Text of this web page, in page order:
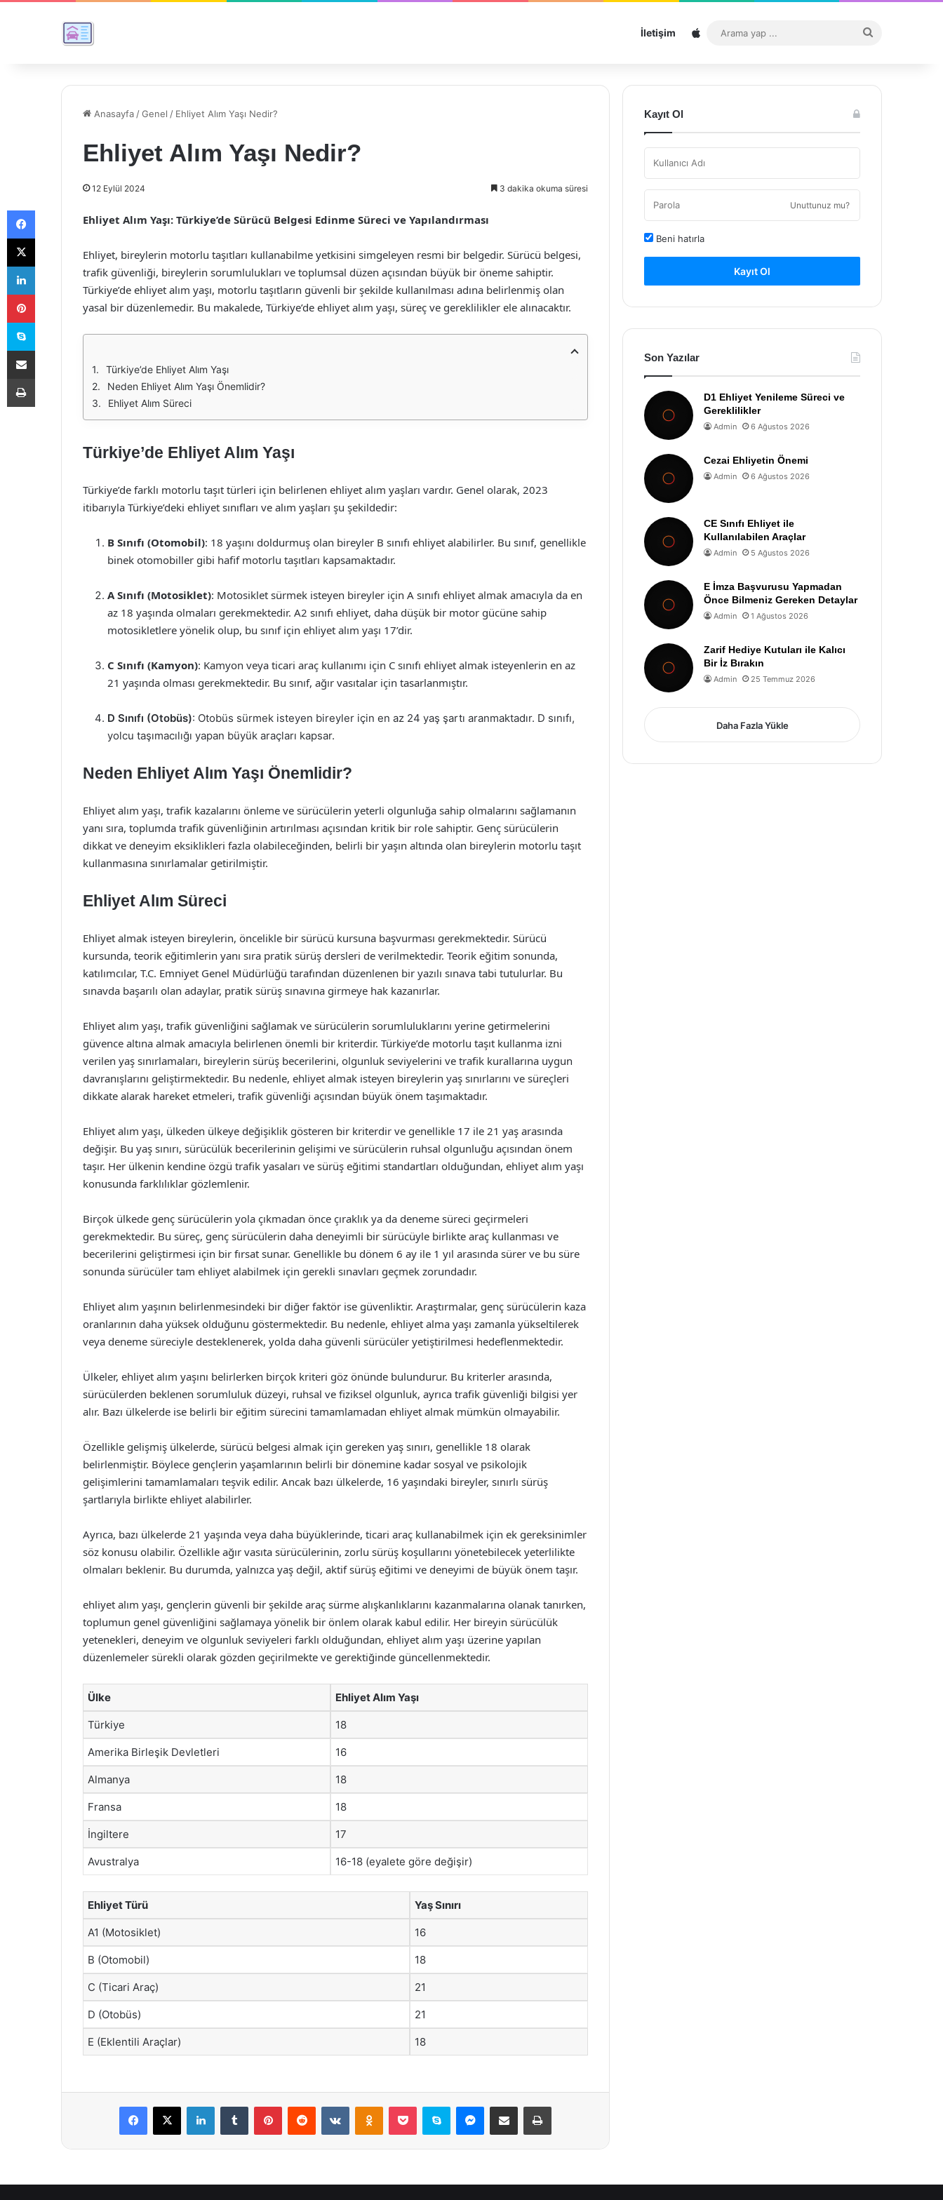
İletişim Sitemap
...
Anasayfa /Genel / Ehliyet Alım Yaşı Nedir?
Ehliyet Alım Yaşı Nedir?
12 Eylül 2024 3 dakika okuma süresi
Ehliyet Alım Yaşı: Türkiye’de Sürücü Belgesi Edinme Süreci ve Yapılandırması
Ehliyet, bireylerin motorlu taşıtları kullanabilme yetkisini simgeleyen resmi bir belgedir. Sürücü belgesi,
trafik güvenliği, bireylerin sorumlulukları ve toplumsal düzen açısından büyük bir öneme sahiptir.
Türkiye’de ehliyet alım yaşı, motorlu taşıtların güvenli bir şekilde kullanılması adına belirlenmiş olan
yasal bir düzenlemedir. Bu makalede, Türkiye’de ehliyet alım yaşı, süreç ve gereklilikler ele alınacaktır.
Türkiye’de Ehliyet Alım Yaşı
Neden Ehliyet Alım Yaşı Önemlidir?
Ehliyet Alım Süreci
Türkiye’de Ehliyet Alım Yaşı
Türkiye’de farklı motorlu taşıt türleri için belirlenen ehliyet alım yaşları vardır. Genel olarak, 2023
itibarıyla Türkiye’deki ehliyet sınıfları ve alım yaşları şu şekildedir:
B Sınıfı (Otomobil): 18 yaşını doldurmuş olan bireyler B sınıfı ehliyet alabilirler. Bu sınıf, genellikle
binek otomobiller gibi hafif motorlu taşıtları kapsamaktadır.
A Sınıfı (Motosiklet): Motosiklet sürmek isteyen bireyler için A sınıfı ehliyet almak amacıyla da en
az 18 yaşında olmaları gerekmektedir. A2 sınıfı ehliyet, daha düşük bir motor gücüne sahip
motosikletlere yönelik olup, bu sınıf için ehliyet alım yaşı 17’dir.
C Sınıfı (Kamyon): Kamyon veya ticari araç kullanımı için C sınıfı ehliyet almak isteyenlerin en az
21 yaşında olması gerekmektedir. Bu sınıf, ağır vasıtalar için tasarlanmıştır.
D Sınıfı (Otobüs): Otobüs sürmek isteyen bireyler için en az 24 yaş şartı aranmaktadır. D sınıfı,
yolcu taşımacılığı yapan büyük araçları kapsar.
Neden Ehliyet Alım Yaşı Önemlidir?
Ehliyet alım yaşı, trafik kazalarını önleme ve sürücülerin yeterli olgunluğa sahip olmalarını sağlamanın
yanı sıra, toplumda trafik güvenliğinin artırılması açısından kritik bir role sahiptir. Genç sürücülerin
dikkat ve deneyim eksiklikleri fazla olabileceğinden, belirli bir yaşın altında olan bireylerin motorlu taşıt
kullanmasına sınırlamalar getirilmiştir.
Ehliyet Alım Süreci
Ehliyet almak isteyen bireylerin, öncelikle bir sürücü kursuna başvurması gerekmektedir. Sürücü
kursunda, teorik eğitimlerin yanı sıra pratik sürüş dersleri de verilmektedir. Teorik eğitim sonunda,
katılımcılar, T.C. Emniyet Genel Müdürlüğü tarafından düzenlenen bir yazılı sınava tabi tutulurlar. Bu
sınavda başarılı olan adaylar, pratik sürüş sınavına girmeye hak kazanırlar.
Ehliyet alım yaşı, trafik güvenliğini sağlamak ve sürücülerin sorumluluklarını yerine getirmelerini
güvence altına almak amacıyla belirlenen önemli bir kriterdir. Türkiye’de motorlu taşıt kullanma izni
verilen yaş sınırlamaları, bireylerin sürüş becerilerini, olgunluk seviyelerini ve trafik kurallarına uygun
davranışlarını geliştirmektedir. Bu nedenle, ehliyet almak isteyen bireylerin yaş sınırlarını ve süreçleri
dikkate alarak hareket etmeleri, trafik güvenliği açısından büyük önem taşımaktadır.
Ehliyet alım yaşı, ülkeden ülkeye değişiklik gösteren bir kriterdir ve genellikle 17 ile 21 yaş arasında
değişir. Bu yaş sınırı, sürücülük becerilerinin gelişimi ve sürücülerin ruhsal olgunluğu açısından önem
taşır. Her ülkenin kendine özgü trafik yasaları ve sürüş eğitimi standartları olduğundan, ehliyet alım yaşı
konusunda farklılıklar gözlemlenir.
Birçok ülkede genç sürücülerin yola çıkmadan önce çıraklık ya da deneme süreci geçirmeleri
gerekmektedir. Bu süreç, genç sürücülerin daha deneyimli bir sürücüyle birlikte araç kullanması ve
becerilerini geliştirmesi için bir fırsat sunar. Genellikle bu dönem 6 ay ile 1 yıl arasında sürer ve bu süre
sonunda sürücüler tam ehliyet alabilmek için gerekli sınavları geçmek zorundadır.
Ehliyet alım yaşının belirlenmesindeki bir diğer faktör ise güvenliktir. Araştırmalar, genç sürücülerin kaza
oranlarının daha yüksek olduğunu göstermektedir. Bu nedenle, ehliyet alma yaşı zamanla yükseltilerek
veya deneme süreciyle desteklenerek, yolda daha güvenli sürücüler yetiştirilmesi hedeflenmektedir.
Ülkeler, ehliyet alım yaşını belirlerken birçok kriteri göz önünde bulundurur. Bu kriterler arasında,
sürücülerden beklenen sorumluluk düzeyi, ruhsal ve fiziksel olgunluk, ayrıca trafik güvenliği bilgisi yer
alır. Bazı ülkelerde ise belirli bir eğitim sürecini tamamlamadan ehliyet almak mümkün olmayabilir.
Özellikle gelişmiş ülkelerde, sürücü belgesi almak için gereken yaş sınırı, genellikle 18 olarak
belirlenmiştir. Böylece gençlerin yaşamlarının belirli bir dönemine kadar sosyal ve psikolojik
gelişimlerini tamamlamaları teşvik edilir. Ancak bazı ülkelerde, 16 yaşındaki bireyler, sınırlı sürüş
şartlarıyla birlikte ehliyet alabilirler.
Ayrıca, bazı ülkelerde 21 yaşında veya daha büyüklerinde, ticari araç kullanabilmek için ek gereksinimler
söz konusu olabilir. Özellikle ağır vasıta sürücülerinin, zorlu sürüş koşullarını yönetebilecek yeterlilikte
olmaları beklenir. Bu durumda, yalnızca yaş değil, aktif sürüş eğitimi ve deneyimi de büyük önem taşır.
ehliyet alım yaşı, gençlerin güvenli bir şekilde araç sürme alışkanlıklarını kazanmalarına olanak tanırken,
toplumun genel güvenliğini sağlamaya yönelik bir önlem olarak kabul edilir. Her bireyin sürücülük
yetenekleri, deneyim ve olgunluk seviyeleri farklı olduğundan, ehliyet alım yaşı üzerine yapılan
düzenlemeler sürekli olarak gözden geçirilmekte ve gerektiğinde güncellenmektedir.
Ülke Ehliyet Alım Yaşı
Türkiye 18
Amerika Birleşik Devletleri 16
Almanya 18
Fransa 18
İngiltere 17
Avustralya 16-18 (eyalete göre değişir)
Ehliyet Türü Yaş Sınırı
A1 (Motosiklet) 16
B (Otomobil) 18
C (Ticari Araç) 21
D (Otobüs) 21
E (Eklentili Araçlar) 18
Facebook
X LinkedInTumblr PinterestReddit VKontakteOdnoklassniki
Pocket Skype Messenger
E-Posta ile paylaş Yazdır
Kayıt Ol
Unuttunuz mu?
Beni hatırla
Kayıt Ol
Son Yazılar
D1 Ehliyet Yenileme Süreci ve
Gereklilikler
Admin 6 Ağustos 2026
Cezai Ehliyetin Önemi
Admin 6 Ağustos 2026
CE Sınıfı Ehliyet ile
Kullanılabilen Araçlar
Admin 5 Ağustos 2026
E İmza Başvurusu Yapmadan
Önce Bilmeniz Gereken Detaylar
Admin 1 Ağustos 2026
Zarif Hediye Kutuları ile Kalıcı
Bir İz Bırakın
Admin 25 Temmuz 2026
Daha Fazla Yükle
Facebook
X
LinkedIn
Pinterest
Skype
E-Posta ile paylaş